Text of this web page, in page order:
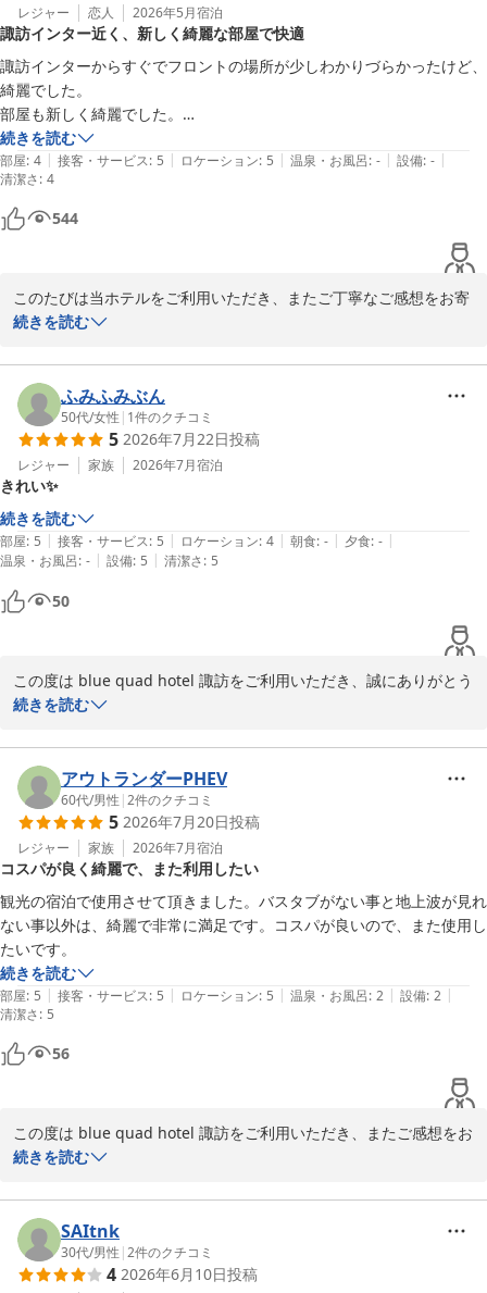
また、周辺のコンビニや飲食店、インターチェンジからのアクセス
についてもご評価いただきありがとうございます。
旅の途中のご宿泊や長期滞在の拠点として快適にお過ごしいただけ
たようで何よりでございます。
今後も気軽にご利用いただけるホテルとして、より快適な環境づく
りに努めてまいります。
またお近くへお越しの際は、ぜひご利用くださいませ。
2026-05-31
レジャー 恋人 2026年5月宿泊
諏訪インター近く、新しく綺麗な部屋で快適
諏訪インターからすぐでフロントの場所が少しわかりづらかったけど、
綺麗でした。
部屋も新しく綺麗でした。
冷蔵庫が大きかったです。
単身用の冷蔵庫ぐらいなので、クーラーボックス持って行ってたので、
冷凍庫があって嬉しかったです
電子レンジもありました。
部屋の大きさが決まってるので、仕方がないですが、ベット＋机があっ
続きを読む
部屋: 4 | 接客・サービス: 5 | ロケーション: 5 | 温泉・お風呂: - | 設備: - |
清潔さ: 4
544
このたびは当ホテルをご利用いただき、またご丁寧なご感想をお寄
せいただき誠にありがとうございます。
諏訪インターからの立地やお部屋の清潔さについてご満足いただけ
たとのこと、大変嬉しく拝見いたしました。また、冷凍庫付きの大
きめの冷蔵庫や電子レンジがお役に立てたようで何よりでございま
す。
一方で、フロントの場所が分かりづらかった点や、お部屋の動線に
ついてご不便をおかけし申し訳ございません。施設の構造上すぐに
改善が難しい部分もございますが、いただいたご意見は今後の案内
方法や設備配置の参考とさせていただきます。
貴重なご意見をありがとうございました。
またお近くにお越しの際は、ぜひご利用いただけますと幸いです。
2026-05-17
続きを読む
ふみふみぶん
50代/女性 | 1件のクチコミ
5 2026年7月22日投稿
レジャー 家族 2026年7月宿泊
きれい✨
続きを読む
部屋: 5 | 接客・サービス: 5 | ロケーション: 4 | 朝食: - | 夕食: - |
温泉・お風呂: - | 設備: 5 | 清潔さ: 5
50
この度は blue quad hotel 諏訪をご利用いただき、誠にありがとう
ございます。
「きれい」とのお言葉をいただき、大変嬉しく拝見いたしました。
快適にお過ごしいただけたようで何よりでございます。
これからも清潔で心地よい空間づくりに努めてまいります。
またのお越しをスタッフ一同、心よりお待ちしております。
ｂｌｕｅ ｑｕａｄ ｈｏｔｅｌ 諏訪
2026-07-21
続きを読む
アウトランダーPHEV
60代/男性 |2件のクチコミ
5 2026年7月20日投稿
レジャー 家族 2026年7月宿泊
コスパが良く綺麗で、また利用したい
観光の宿泊で使用させて頂きました。バスタブがない事と地上波が見れ
ない事以外は、綺麗で非常に満足です。コスパが良いので、また使用し
続きを読む
部屋: 5 | 接客・サービス: 5 | ロケーション: 5 | 温泉・お風呂: 2 | 設備: 2 |
清潔さ: 5
56
この度は blue quad hotel 諏訪をご利用いただき、またご感想をお
寄せいただき誠にありがとうございます。
観光でのご宿泊先として当ホテルをお選びいただき、「綺麗で非常
に満足」とのお言葉を頂戴し、大変嬉しく拝読いたしました。ま
た、コストパフォーマンスについてもご評価いただき、心より感謝
申し上げます。
続きを読む
SAItnk
30代/男性 |2件のクチコミ
4 2026年6月10日投稿